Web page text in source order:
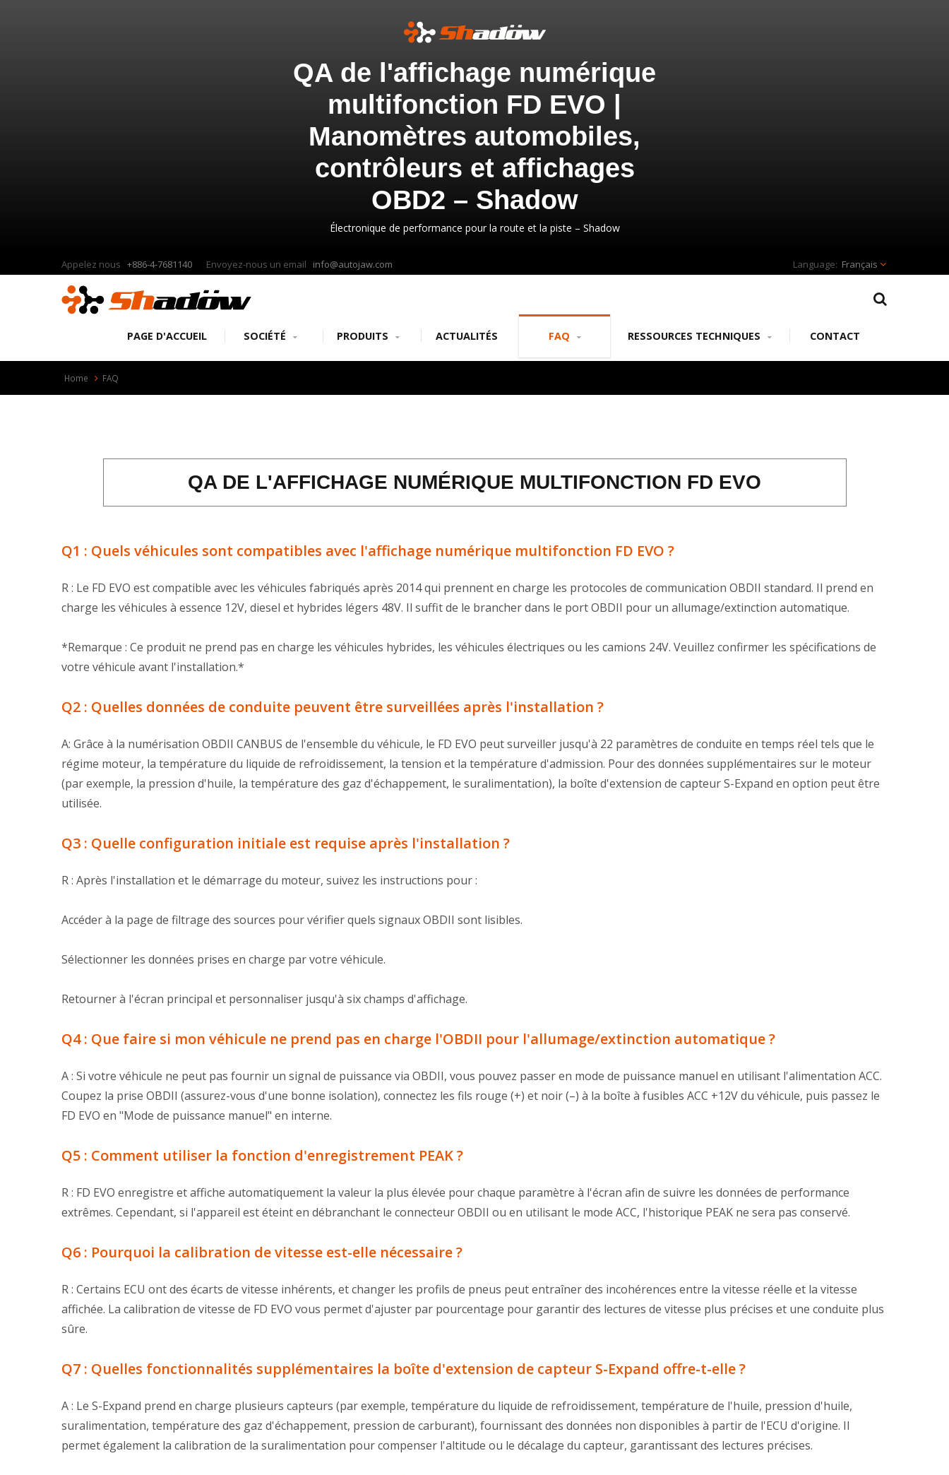
QA de l'affichage numérique
multifonction FD EVO |
Manomètres automobiles,
contrôleurs et affichages
OBD2 – Shadow
Électronique de performance pour la route et la piste – Shadow
Appelez nous +886-4-7681140 Envoyez-nous un email info@autojaw.com Français
PAGE D'ACCUEIL SOCIÉTÉ PRODUITS ACTUALITÉS FAQ RESSOURCES TECHNIQUES CONTACT
Home FAQ
QA DE L'AFFICHAGE NUMÉRIQUE MULTIFONCTION FD EVO
Q1 : Quels véhicules sont compatibles avec l'affichage numérique multifonction FD EVO ?
R : Le FD EVO est compatible avec les véhicules fabriqués après 2014 qui prennent en charge les protocoles de communication OBDII standard. Il prend en
charge les véhicules à essence 12V, diesel et hybrides légers 48V. Il suffit de le brancher dans le port OBDII pour un allumage/extinction automatique.
*Remarque : Ce produit ne prend pas en charge les véhicules hybrides, les véhicules électriques ou les camions 24V. Veuillez confirmer les spécifications de
votre véhicule avant l'installation.*
Q2 : Quelles données de conduite peuvent être surveillées après l'installation ?
A: Grâce à la numérisation OBDII CANBUS de l'ensemble du véhicule, le FD EVO peut surveiller jusqu'à 22 paramètres de conduite en temps réel tels que le
régime moteur, la température du liquide de refroidissement, la tension et la température d'admission. Pour des données supplémentaires sur le moteur
(par exemple, la pression d'huile, la température des gaz d'échappement, le suralimentation), la boîte d'extension de capteur S-Expand en option peut être
utilisée.
Q3 : Quelle configuration initiale est requise après l'installation ?
R : Après l'installation et le démarrage du moteur, suivez les instructions pour :
Accéder à la page de filtrage des sources pour vérifier quels signaux OBDII sont lisibles.
Sélectionner les données prises en charge par votre véhicule.
Retourner à l'écran principal et personnaliser jusqu'à six champs d'affichage.
Q4 : Que faire si mon véhicule ne prend pas en charge l'OBDII pour l'allumage/extinction automatique ?
A : Si votre véhicule ne peut pas fournir un signal de puissance via OBDII, vous pouvez passer en mode de puissance manuel en utilisant l'alimentation ACC.
Coupez la prise OBDII (assurez-vous d'une bonne isolation), connectez les fils rouge (+) et noir (–) à la boîte à fusibles ACC +12V du véhicule, puis passez le
FD EVO en "Mode de puissance manuel" en interne.
Q5 : Comment utiliser la fonction d'enregistrement PEAK ?
R : FD EVO enregistre et affiche automatiquement la valeur la plus élevée pour chaque paramètre à l'écran afin de suivre les données de performance
extrêmes. Cependant, si l'appareil est éteint en débranchant le connecteur OBDII ou en utilisant le mode ACC, l'historique PEAK ne sera pas conservé.
Q6 : Pourquoi la calibration de vitesse est-elle nécessaire ?
R : Certains ECU ont des écarts de vitesse inhérents, et changer les profils de pneus peut entraîner des incohérences entre la vitesse réelle et la vitesse
affichée. La calibration de vitesse de FD EVO vous permet d'ajuster par pourcentage pour garantir des lectures de vitesse plus précises et une conduite plus
sûre.
Q7 : Quelles fonctionnalités supplémentaires la boîte d'extension de capteur S-Expand offre-t-elle ?
A : Le S-Expand prend en charge plusieurs capteurs (par exemple, température du liquide de refroidissement, température de l'huile, pression d'huile,
suralimentation, température des gaz d'échappement, pression de carburant), fournissant des données non disponibles à partir de l'ECU d'origine. Il
permet également la calibration de la suralimentation pour compenser l'altitude ou le décalage du capteur, garantissant des lectures précises.